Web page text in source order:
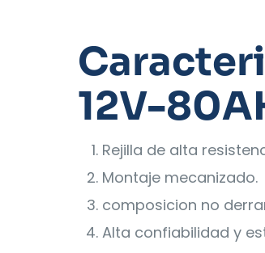
12V-
Rejilla de alta
Montaje mecanizado.
composicion no
Alta confiabilidad y